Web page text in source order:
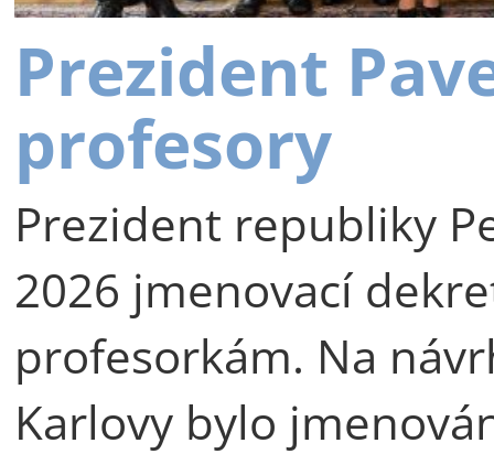
Prezident
profesory
Prezident republiky
2026 jmenovací
profesorkám. Na
Karlovy bylo